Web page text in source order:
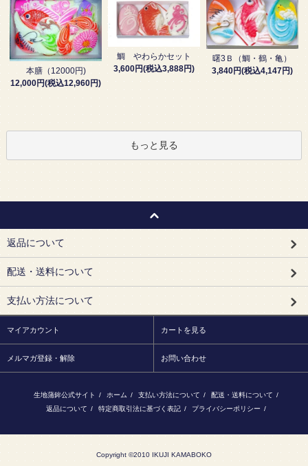
本膳（12000円)
12,000円(税込12,960円)
鯛 やわらかセット
3,600円(税込3,888円)
曙3Ｂ（鯛・鶴・亀）
3,840円(税込4,147円)
もっと見る
返品について
配送・送料について
支払い方法について
マイアカウント カートを見る
メルマガ登録・解除 お問い合わせ
生地蒲鉾公式サイト / ホーム / 支払い方法について / 配送・送料について /
返品について / 特定商取引法に基づく表記 / プライバシーポリシー /
Copyright ©2010 IKUJI KAMABOKO